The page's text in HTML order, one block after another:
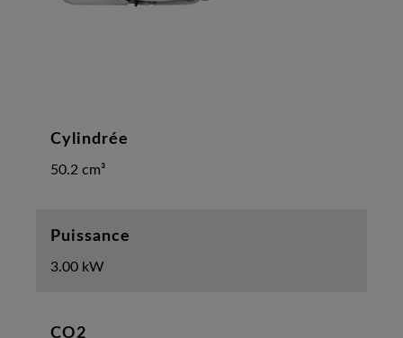
Cylindrée
50.2 cm³
Puissance
3.00 kW
CO2